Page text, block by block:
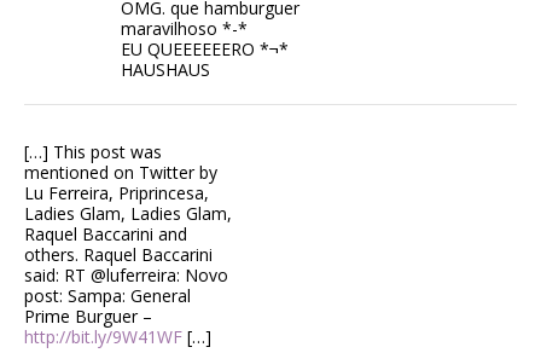
OMG. que hamburguer
maravilhoso *-*
EU QUEEEEEERO *¬*
HAUSHAUS
[…] This post was
mentioned on Twitter by
Lu Ferreira, Priprincesa,
Ladies Glam, Ladies Glam,
Raquel Baccarini and
others. Raquel Baccarini
said: RT @luferreira: Novo
post: Sampa: General
Prime Burguer –
http://bit.ly/9W41WF […]